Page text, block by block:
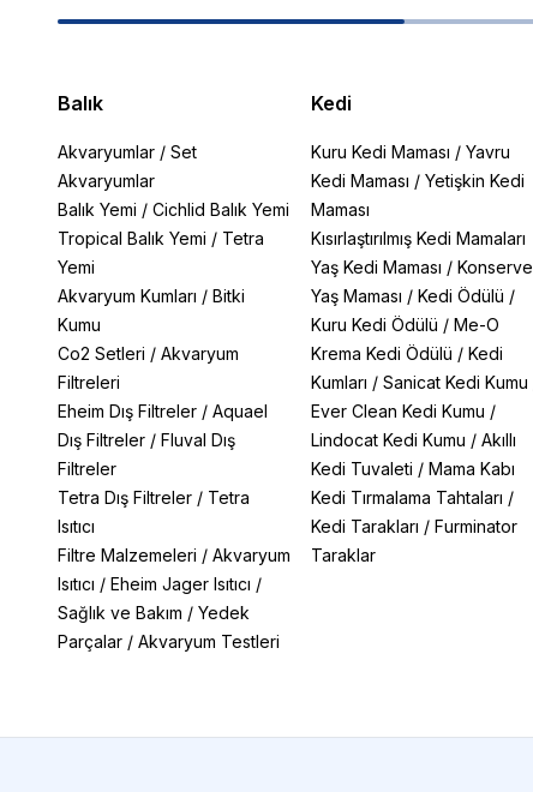
Balık
Akvaryumlar / Set
Akvaryumlar
Balık Yemi / Cichlid Balık Yemi
Tropical Balık Yemi / Tetra
Yemi
Akvaryum Kumları / Bitki
Kumu
Co2 Setleri / Akvaryum
Filtreleri
Eheim Dış Filtreler / Aquael
Dış Filtreler / Fluval Dış
Filtreler
Tetra Dış Filtreler / Tetra
Isıtıcı
Filtre Malzemeleri / Akvaryum
Isıtıcı / Eheim Jager Isıtıcı /
Sağlık ve Bakım / Yedek
Parçalar / Akvaryum Testleri
Kedi
Kuru Kedi Maması / Yavru
Kedi Maması / Yetişkin Kedi
Maması
Kısırlaştırılmış Kedi Mamaları
Yaş Kedi Maması / Konserve
Yaş Maması / Kedi Ödülü /
Kuru Kedi Ödülü / Me-O
Krema Kedi Ödülü / Kedi
Kumları / Sanicat Kedi Kumu
Ever Clean Kedi Kumu /
Lindocat Kedi Kumu / Akıllı
Kedi Tuvaleti / Mama Kabı
Kedi Tırmalama Tahtaları /
Kedi Tarakları / Furminator
Taraklar